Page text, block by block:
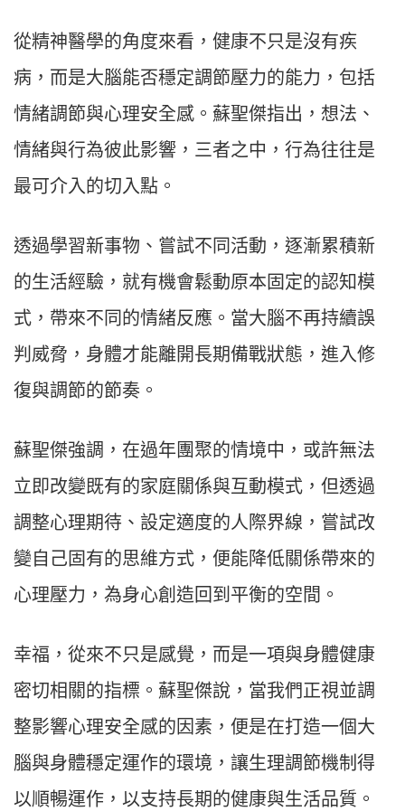
從精神醫學的角度來看，健康不只是沒有疾
病，而是大腦能否穩定調節壓力的能力，包括
情緒調節與心理安全感。蘇聖傑指出，想法、
情緒與行為彼此影響，三者之中，行為往往是
最可介入的切入點。
透過學習新事物、嘗試不同活動，逐漸累積新
的生活經驗，就有機會鬆動原本固定的認知模
式，帶來不同的情緒反應。當大腦不再持續誤
判威脅，身體才能離開長期備戰狀態，進入修
復與調節的節奏。
蘇聖傑強調，在過年團聚的情境中，或許無法
立即改變既有的家庭關係與互動模式，但透過
調整心理期待、設定適度的人際界線，嘗試改
變自己固有的思維方式，便能降低關係帶來的
心理壓力，為身心創造回到平衡的空間。
幸福，從來不只是感覺，而是一項與身體健康
密切相關的指標。蘇聖傑說，當我們正視並調
整影響心理安全感的因素，便是在打造一個大
腦與身體穩定運作的環境，讓生理調節機制得
以順暢運作，以支持長期的健康與生活品質。